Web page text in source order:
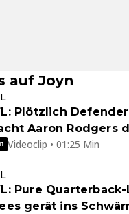
auf Joyn
Plötzlich
Aaron Rodgers
Videoclip • 01:25 Min
Pure
gerät ins